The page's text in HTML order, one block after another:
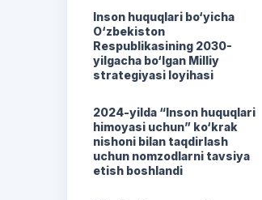
Inson huquqlari bo‘yicha
O‘zbekiston
Respublikasining 2030-
yilgacha bo‘lgan Milliy
strategiyasi loyihasi
2024-yilda “Inson huquqlari
himoyasi uchun” ko‘krak
nishoni bilan taqdirlash
uchun nomzodlarni tavsiya
etish boshlandi